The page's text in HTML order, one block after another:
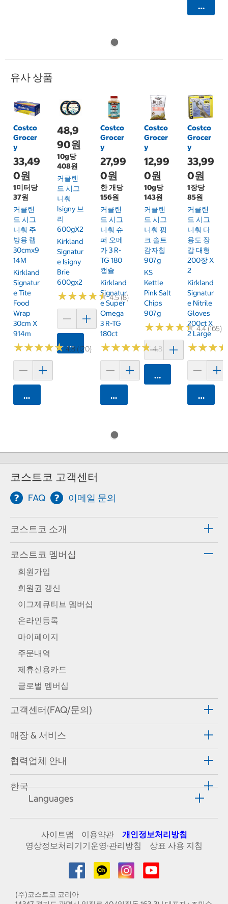
카트에
유사 상품
Costco
Grocer
y
33,49
0원
1미터당
37원
커클랜
드 시그
니춰 주
방용 랩
30cmx9
14M
Kirkland
Signatur
E Tite
Food
Wrap
30cm X
914m
★★★★★
★★★★★ 4.8 (120)
카트에 담기
48,9
90원
10g당
408원
커클랜
드 시그
니춰
Isigny 브
리
600gX2
Kirkland
Signatur
E Isigny
Brie
600gx2
★★★★★
★★★★★4.5 (8)
카트에 담기
Costco
Grocer
y
27,99
0원
한 개당
156원
커클랜
드 시그
니춰 슈
퍼 오메
가 3 R-
TG 180
캡슐
Kirkland
Signatur
E Super
Omega
3 R-TG
180ct
★★★★★
★★★★★4.8 (46)
카트에 담기
Costco
Grocer
y
12,99
0원
10g당
143원
커클랜
드 시그
니춰 핑
크 솔트
감자칩
907g
KS
Kettle
Pink Salt
Chips
907g
★★★★★
★★★★★4.4 (165)
카트에 담기
Costco
Grocer
y
33,99
0원
1장당
85원
커클랜
드 시그
니춰 다
용도 장
갑 대형
200장 X
2
Kirkland
Signatur
E Nitrile
Gloves
200ct X
2 Large
★★★
★★★
카트에
코스트코 고객센터
FAQ 이메일 문의
코스트코 소개
코스트코 멤버십
회원가입
회원권 갱신
이그제큐티브 멤버십
온라인등록
마이페이지
주문내역
제휴신용카드
글로벌 멤버십
고객센터(FAQ/문의)
매장 & 서비스
협력업체 안내
한국
Languages
사이트맵 이용약관
개인정보처리방침
영상정보처리기기운영·관리방침
상표 사용 지침
(주)코스트코 코리아